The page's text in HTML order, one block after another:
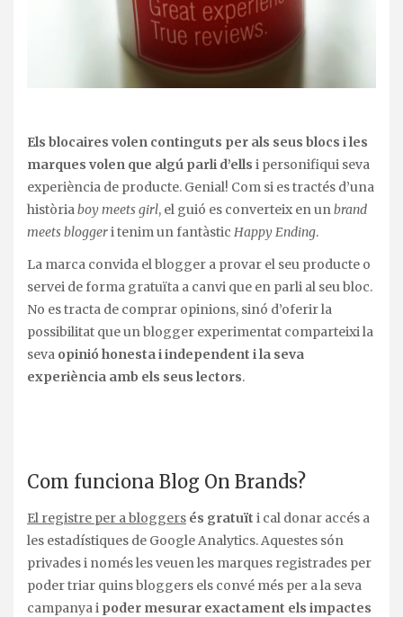
Els blocaires volen continguts per als seus blocs i les
marques volen que algú parli d’ells i personifiqui seva
experiència de producte. Genial! Com si es tractés d’una
històriaboy meets girl, el guió es converteix en unbrand
meets bloggeri tenim un fantàstic Happy Ending.
La marca convida el blogger a provar el seu producte o
servei de forma gratuïta a canvi que en parli al seu bloc.
No es tracta de comprar opinions, sinó d’oferir la
possibilitat que un blogger experimentat comparteixi la
seva opinió honesta i independent i la seva
experiència amb els seus lectors.
Com funciona Blog On Brands?
El registre per a bloggers és gratuït i cal donar accés a
les estadístiques de Google Analytics. Aquestes són
privades i només les veuen les marques registrades per
poder triar quins bloggers els convé més per a la seva
campanya i poder mesurar exactament els impactes